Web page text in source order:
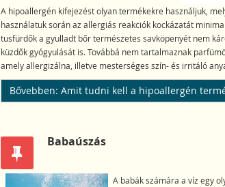
A hipoallergén kifejezést olyan termékekre használjuk,
használatuk során az allergiás reakciók kockázatát
tusfürdők a gyulladt bőr természetes savköpenyét nem
küzdők gyógyulását is. Továbbá nem tartalmaznak
amely allergizálna, illetve mesterséges szín- és irritáló
Bővebben: Amit tudni kell a hipoallergén
Babaúszás
A babák számára a víz egy